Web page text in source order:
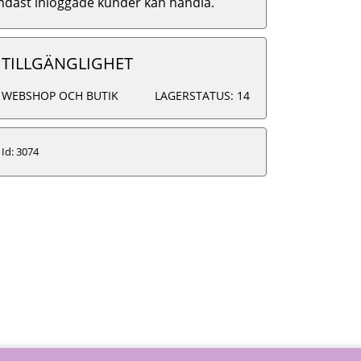
TILLGÄNGLIGHET
WEBSHOP OCH BUTIK LAGERSTATUS: 14
Id: 3074